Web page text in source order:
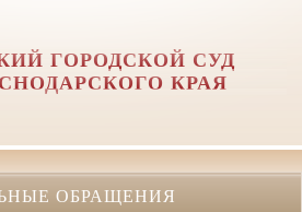
ГОРОДСКОЙ СУД
КРАЯ
ОБРАЩЕНИЯ